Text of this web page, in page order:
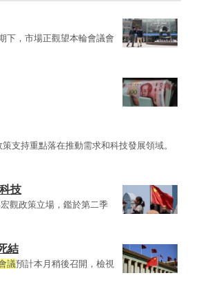
下，市場正觀望本輪會議會
支持重點落在推動需求和科技發展領域。
技
觀政策立場，鑑於第二季
結
議預計本月稍後召開，檢視